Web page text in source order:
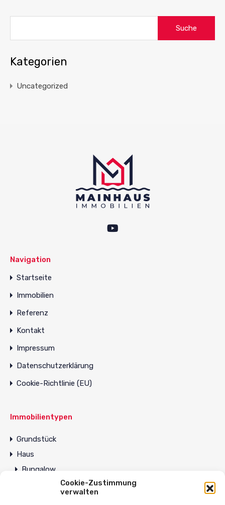
Cookie-Zustimmung
verwalten
Kategorien
Uncategorized
Navigation
Startseite
Immobilien
Referenz
Kontakt
Impressum
Datenschutzerklärung
Cookie-Richtlinie (EU)
Immobilientypen
Grundstück
Haus
Bungalow